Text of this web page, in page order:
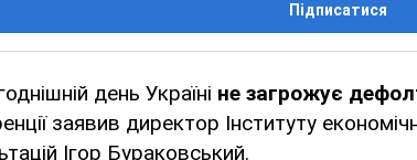
Підписатися
день Україні не загрожує
заявив директор Інституту
Ігор Бураковський.